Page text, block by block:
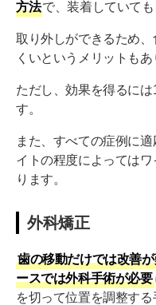
方法で、装着していて
取り外しができるため
くいというメリットもあ
ただし、効果を得るに
す。
また、すべての症例に
イトの程度によっては
ります。
外科矯正
歯の移動だけでは改善
ースでは外科手術が必要
を切って位置を調整する